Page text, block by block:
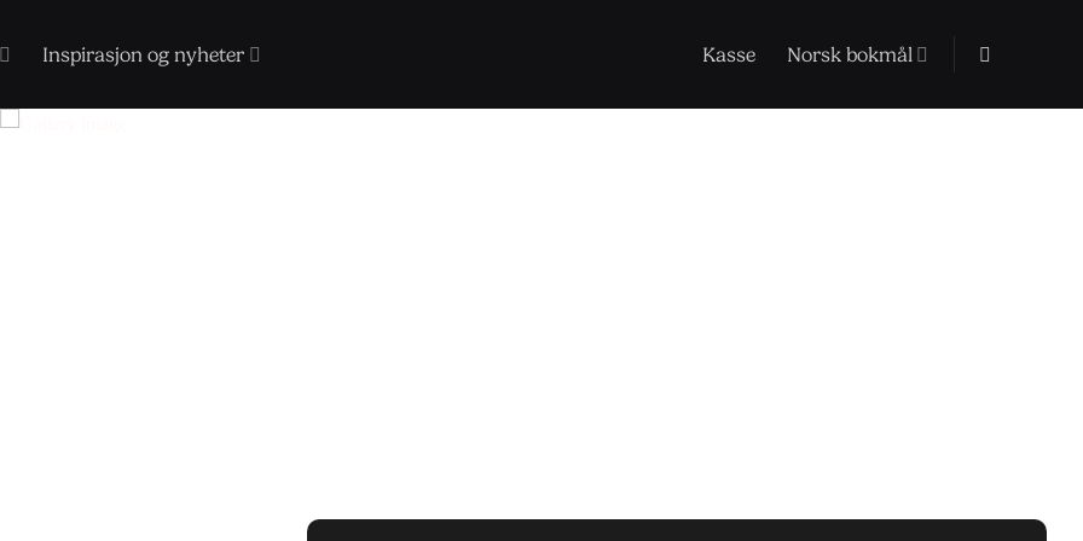
Inspirasjon og nyheter Kasse Norsk bokmål